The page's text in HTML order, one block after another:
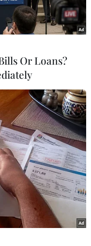
biểu
kho
Or Loans?